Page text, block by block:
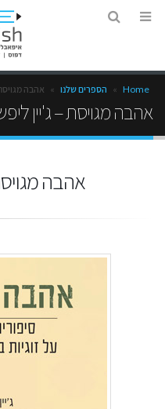
Home
» הספרים שלנו » אהבה
אהבה מגויסת – ג'יין
אהבה